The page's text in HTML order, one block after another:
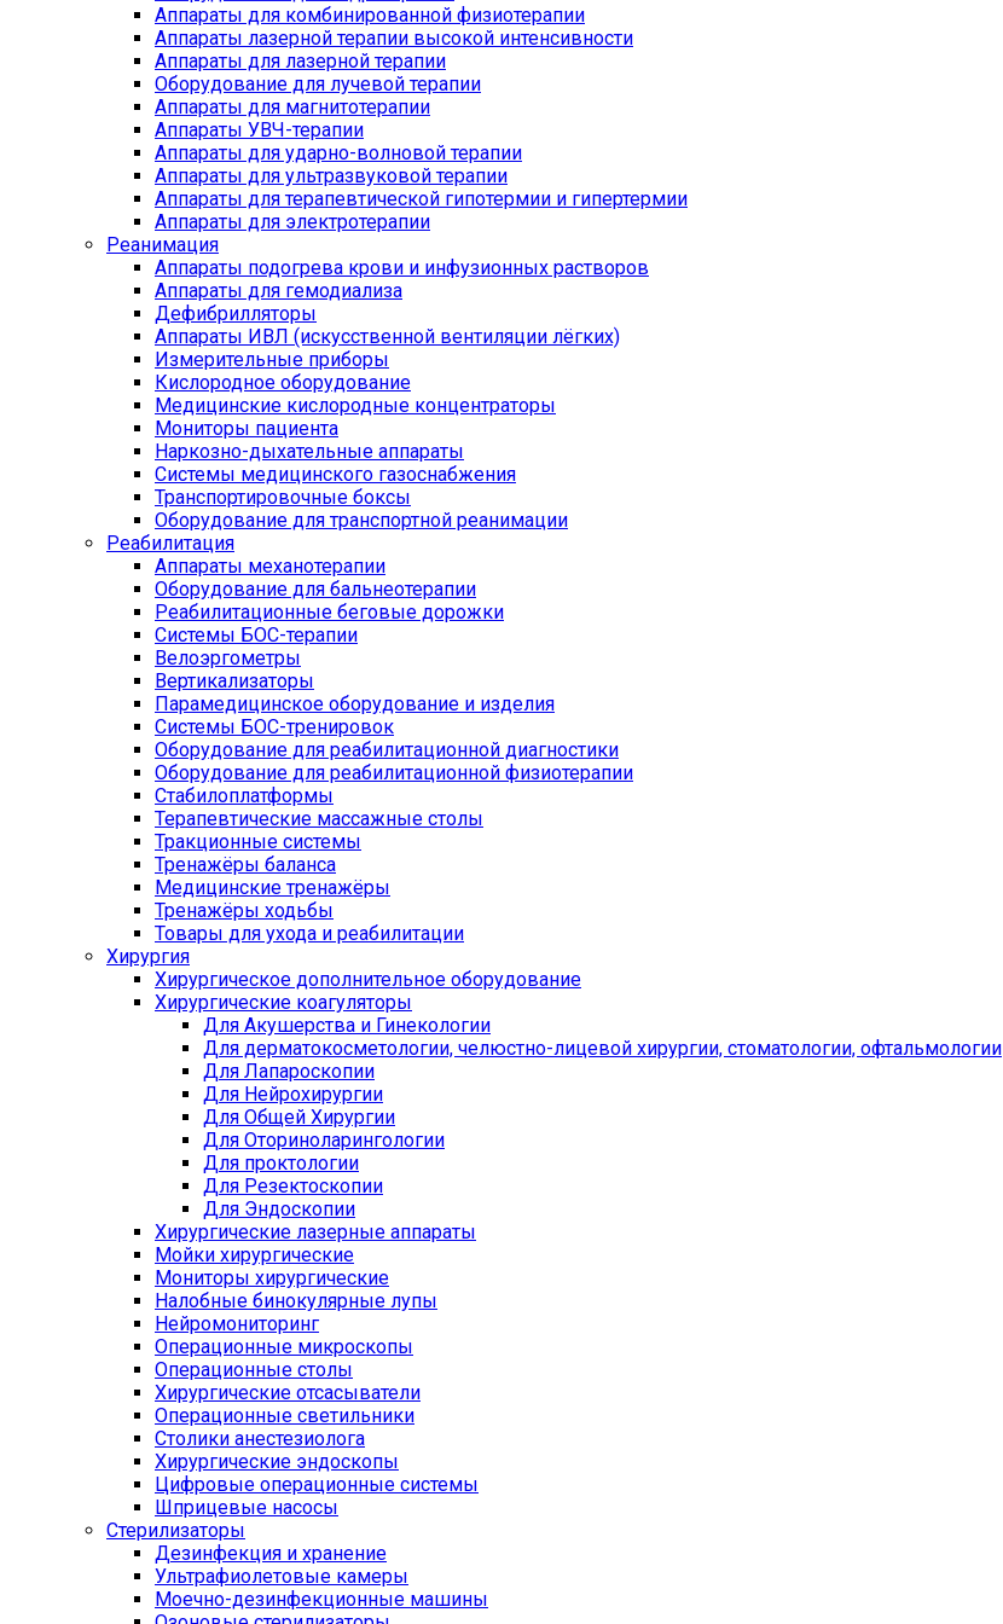
Аппараты для комбинированной физиотерапии
Аппараты лазерной терапии высокой интенсивности
Аппараты для лазерной терапии
Оборудование для лучевой терапии
Аппараты для магнитотерапии
Аппараты УВЧ-терапии
Аппараты для ударно-волновой терапии
Аппараты для ультразвуковой терапии
Аппараты для терапевтической гипотермии и гипертермии
Аппараты для электротерапии
Реанимация
Аппараты подогрева крови и инфузионных растворов
Аппараты для гемодиализа
Дефибрилляторы
Аппараты ИВЛ (искусственной вентиляции лёгких)
Измерительные приборы
Кислородное оборудование
Медицинские кислородные концентраторы
Мониторы пациента
Наркозно-дыхательные аппараты
Системы медицинского газоснабжения
Транспортировочные боксы
Оборудование для транспортной реанимации
Реабилитация
Аппараты механотерапии
Оборудование для бальнеотерапии
Реабилитационные беговые дорожки
Системы БОС-терапии
Велоэргометры
Вертикализаторы
Парамедицинское оборудование и изделия
Системы БОС-тренировок
Оборудование для реабилитационной диагностики
Оборудование для реабилитационной физиотерапии
Стабилоплатформы
Терапевтические массажные столы
Тракционные системы
Тренажёры баланса
Медицинские тренажёры
Тренажёры ходьбы
Товары для ухода и реабилитации
Хирургия
Хирургическое дополнительное оборудование
Хирургические коагуляторы
Для Акушерства и Гинекологии
Для дерматокосметологии, челюстно-лицевой хирургии, стоматологии, офтальмологии
Для Лапароскопии
Для Нейрохирургии
Для Общей Хирургии
Для Оториноларингологии
Для проктологии
Для Резектоскопии
Для Эндоскопии
Хирургические лазерные аппараты
Мойки хирургические
Мониторы хирургические
Налобные бинокулярные лупы
Нейромониторинг
Операционные микроскопы
Операционные столы
Хирургические отсасыватели
Операционные светильники
Столики анестезиолога
Хирургические эндоскопы
Цифровые операционные системы
Шприцевые насосы
Стерилизаторы
Дезинфекция и хранение
Ультрафиолетовые камеры
Моечно-дезинфекционные машины